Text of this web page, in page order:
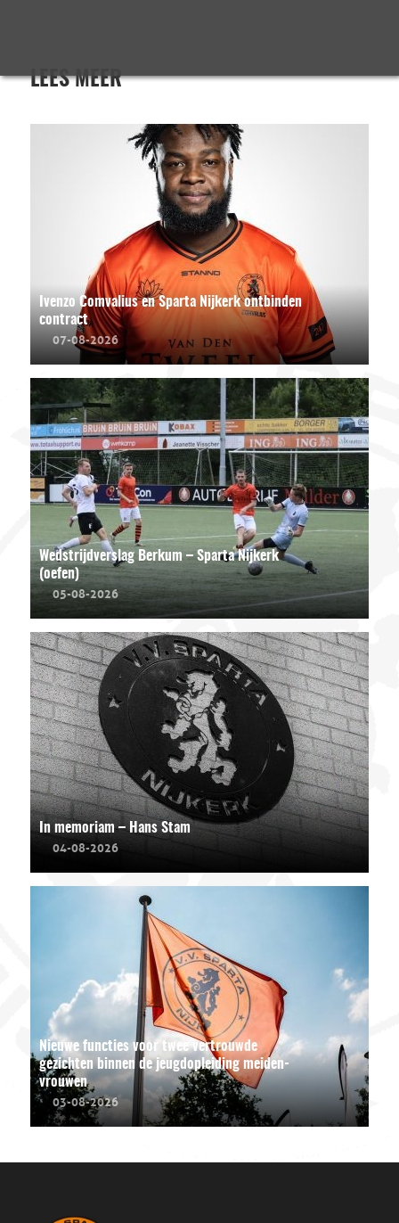
LEES MEER
Ivenzo Comvalius en Sparta Nijkerk ontbinden
contract
07-08-2026
Wedstrijdverslag Berkum – Sparta Nijkerk
(oefen)
05-08-2026
In memoriam – Hans Stam
04-08-2026
Nieuwe functies voor twee vertrouwde
gezichten binnen de jeugdopleiding meiden-
vrouwen
03-08-2026